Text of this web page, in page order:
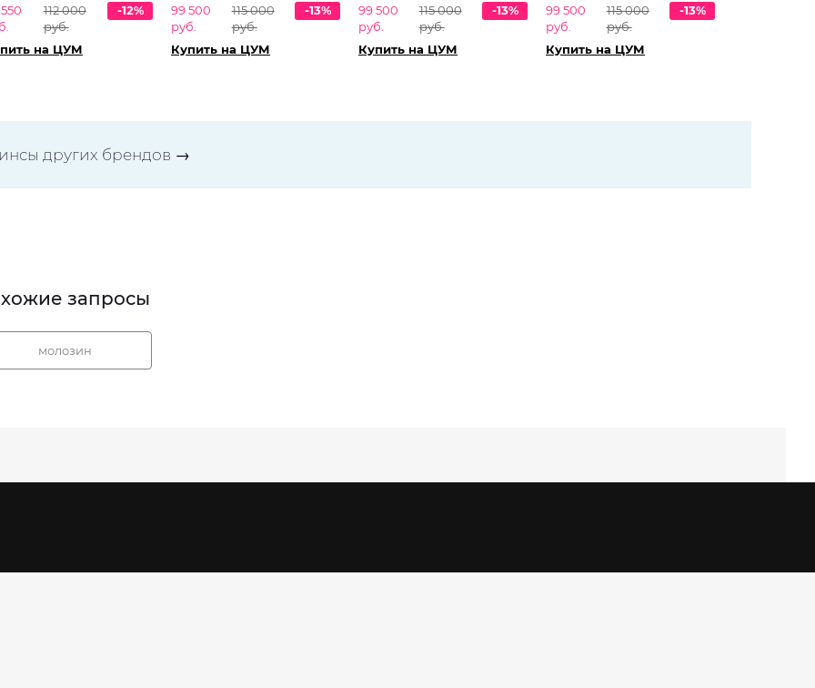
112 000
руб.
-12%
на ЦУМ
99 500
руб.
115 000
руб.
-13%
Купить на ЦУМ
99 500
руб.
115 000
руб.
-13%
Купить на ЦУМ
99 500
руб.
115 000
руб.
-13%
Купить на ЦУМ
других брендов →
запросы
молозин